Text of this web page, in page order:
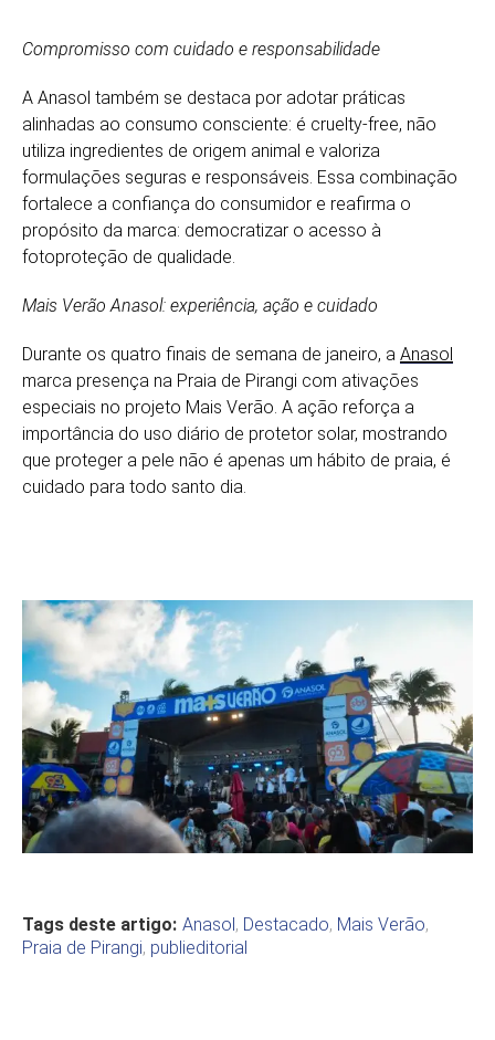
Compromisso com cuidado e responsabilidade
A Anasol também se destaca por adotar práticas
alinhadas ao consumo consciente: é cruelty-free, não
utiliza ingredientes de origem animal e valoriza
formulações seguras e responsáveis. Essa combinação
fortalece a confiança do consumidor e reafirma o
propósito da marca: democratizar o acesso à
fotoproteção de qualidade.
Mais Verão Anasol: experiência, ação e cuidado
Durante os quatro finais de semana de janeiro, a Anasol
marca presença na Praia de Pirangi com ativações
especiais no projeto Mais Verão. A ação reforça a
importância do uso diário de protetor solar, mostrando
que proteger a pele não é apenas um hábito de praia, é
cuidado para todo santo dia.
Tags deste artigo: Anasol , Destacado, Mais Verão,
Praia de Pirangi, publieditorial